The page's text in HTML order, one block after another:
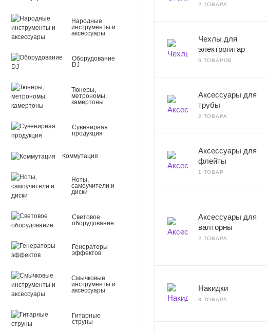
Народные
инструменты и
аксессуары
Оборудование
DJ
Тюнеры,
метрономы,
камертоны
Сувенирная
продукция
Коммутация
Ноты,
самоучители и
диски
Световое
оборудование
Генераторы
эффектов
Смычковые
инструменты и
аксессуары
Гитарные
струны
2 ТОВАРА
Чехлы для
электрогитар
6 ТОВАРОВ
Аксессуары для
трубы
2 ТОВАРА
Аксессуары для
флейты
1 ТОВАР
Аксессуары для
валторны
2 ТОВАРА
Накидки
3 ТОВАРА